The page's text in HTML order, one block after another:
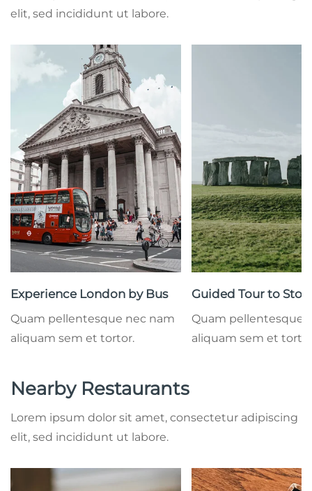
elit, sed incididunt ut labore.
Experience London by Bus
Quam pellentesque nec nam
aliquam sem et tortor.
Guided Tour to
Quam pellentesque
aliquam sem et
Nearby Restaurants
Lorem ipsum dolor sit amet, consectetur adipiscing
elit, sed incididunt ut labore.